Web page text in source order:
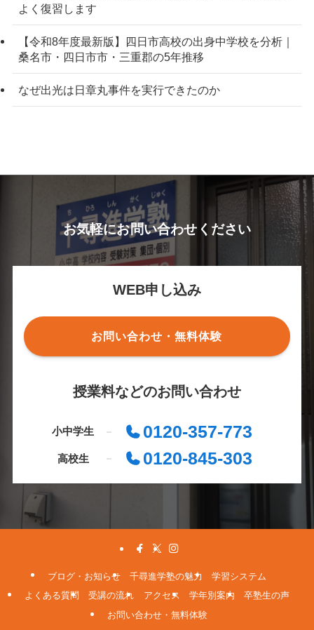
よく復習します
【令和8年度最新版】四日市高校の出身中学校を分析｜
桑名市・四日市市・三重郡の5年推移
なぜ出光は日章丸事件を実行できたのか
お気軽にお問い合わせください
WEB申し込み
お問い合わせ・無料体験
授業料などのお問い合わせ
小中学生 0120-357-773
高校生 0120-845-303
ブログ・お知らせ 千尋進学塾の魅力
学習システム
よくある質問
受講の流れ アクセス 学年別案内
卒塾生の声
お問い合わせ・無料体験